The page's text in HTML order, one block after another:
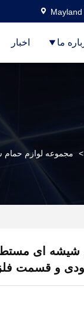
ما اخبار
> مجموعه لوازم
شیشه ای
و قسمت